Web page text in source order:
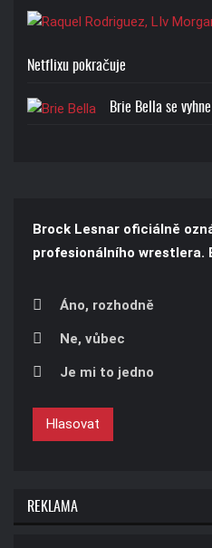
Netflixu pokračuje
Brie Bella se vyhne
Brock Lesnar oficiálně
profesionálního wrestlera.
Áno, rozhodně
Ne, vůbec
Je mi to jedno
Hlasovat
REKLAMA